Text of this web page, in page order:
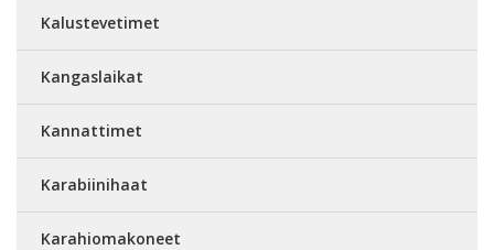
Kalustevetimet
Kangaslaikat
Kannattimet
Karabiinihaat
Karahiomakoneet